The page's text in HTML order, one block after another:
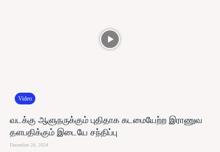
Video
வடக்கு ஆளுநருக்கும் புதிதாக கடமையேற்ற இராணுவ
தளபதிக்கும் இடையே சந்திப்பு
December 24, 2024